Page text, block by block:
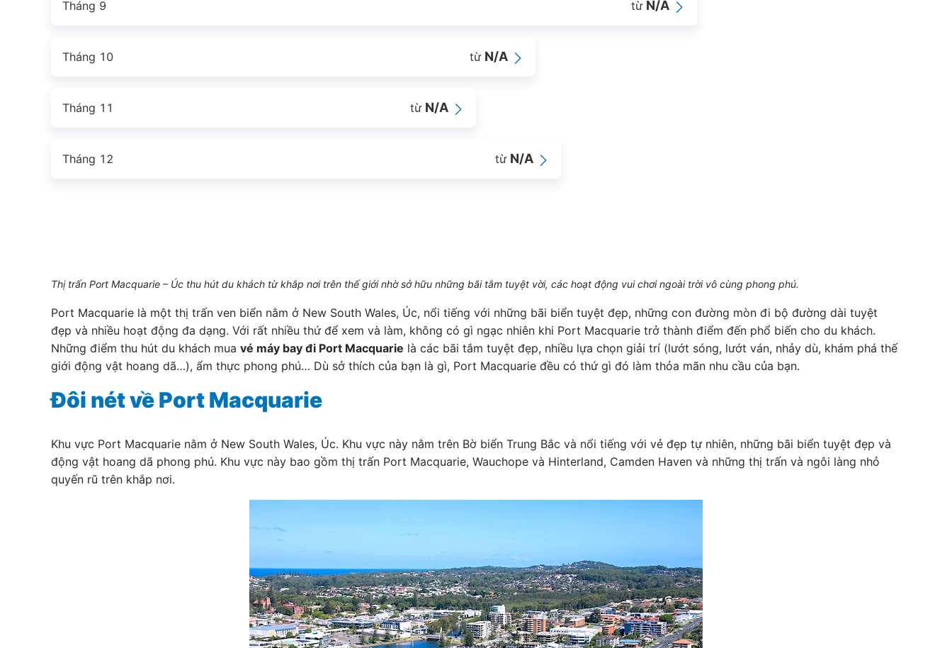
Tháng 9 từ N/A
Tháng 10 từ N/A
Tháng 11 từ N/A
Tháng 12 từ N/A
Thị trấn Port Macquarie – Úc thu hút du khách từ khắp nơi trên thế giới nhờ sở hữu những bãi tắm tuyệt vời, các hoạt động vui chơi ngoài trời vô cùng phong phú.
Port Macquarie là một thị trấn ven biển nằm ở New South Wales, Úc, nổi tiếng với những bãi biển tuyệt đẹp, những con đường mòn đi bộ đường dài tuyệt
đẹp và nhiều hoạt động đa dạng. Với rất nhiều thứ để xem và làm, không có gì ngạc nhiên khi Port Macquarie trở thành điểm đến phổ biến cho du khách.
Những điểm thu hút du khách mua vé máy bay đi Port Macquarie là các bãi tắm tuyệt đẹp, nhiều lựa chọn giải trí (lướt sóng, lướt ván, nhảy dù, khám phá thế
giới động vật hoang dã…), ẩm thực phong phú… Dù sở thích của bạn là gì, Port Macquarie đều có thứ gì đó làm thỏa mãn nhu cầu của bạn.
Đôi nét về Port Macquarie
Khu vực Port Macquarie nằm ở New South Wales, Úc. Khu vực này nằm trên Bờ biển Trung Bắc và nổi tiếng với vẻ đẹp tự nhiên, những bãi biển tuyệt đẹp và
động vật hoang dã phong phú. Khu vực này bao gồm thị trấn Port Macquarie, Wauchope và Hinterland, Camden Haven và những thị trấn và ngôi làng nhỏ
quyến rũ trên khắp nơi.